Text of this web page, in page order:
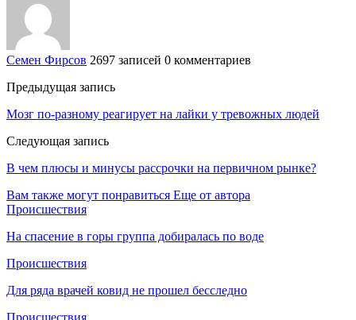
Семен Фирсов 2697 записей 0 комментариев
Предыдущая запись
Мозг по-разному реагирует на лайки у тревожных людей
Следующая запись
В чем плюсы и минусы рассрочки на первичном рынке?
Вам также могут понравиться Еще от автора
Происшествия
На спасение в горы группа добиралась по воде
Происшествия
Для ряда врачей ковид не прошел бесследно
Происшествия